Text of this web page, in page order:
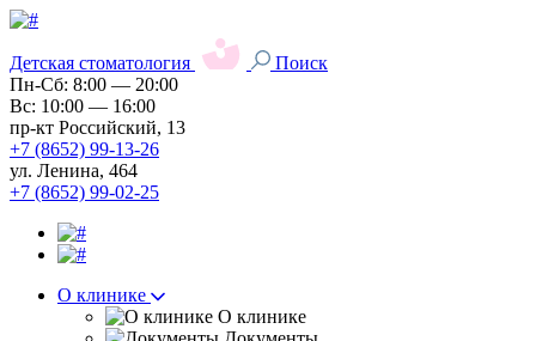
Детская стоматология
Поиск
Пн-Сб: 8:00 — 20:00
Вс: 10:00 — 16:00
пр-кт Российский, 13
+7 (8652) 99-13-26
ул. Ленина, 464
+7 (8652) 99-02-25
О клинике
О клинике